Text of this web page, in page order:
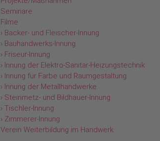
Seminare
Filme
› Bäcker- und Fleischer-Innung
› Bauhandwerks-Innung
› Friseur-Innung
› Innung der Elektro-Sanitär-Heizungstechnik
› Innung für Farbe und Raumgestaltung
› Innung der Metallhandwerke
› Steinmetz- und Bildhauer-Innung
› Tischler-Innung
› Zimmerer-Innung
Verein Weiterbildung im Handwerk